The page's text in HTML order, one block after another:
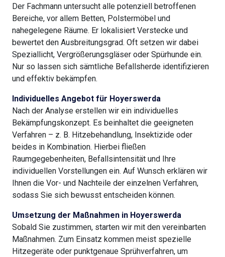
Der Fachmann untersucht alle potenziell betroffenen
Bereiche, vor allem Betten, Polstermöbel und
nahegelegene Räume. Er lokalisiert Verstecke und
bewertet den Ausbreitungsgrad. Oft setzen wir dabei
Speziallicht, Vergrößerungsgläser oder Spürhunde ein.
Nur so lassen sich sämtliche Befallsherde identifizieren
und effektiv bekämpfen.
Individuelles Angebot für Hoyerswerda
Nach der Analyse erstellen wir ein individuelles
Bekämpfungskonzept. Es beinhaltet die geeigneten
Verfahren – z. B. Hitzebehandlung, Insektizide oder
beides in Kombination. Hierbei fließen
Raumgegebenheiten, Befallsintensität und Ihre
individuellen Vorstellungen ein. Auf Wunsch erklären wir
Ihnen die Vor- und Nachteile der einzelnen Verfahren,
sodass Sie sich bewusst entscheiden können.
Umsetzung der Maßnahmen in Hoyerswerda
Sobald Sie zustimmen, starten wir mit den vereinbarten
Maßnahmen. Zum Einsatz kommen meist spezielle
Hitzegeräte oder punktgenaue Sprühverfahren, um